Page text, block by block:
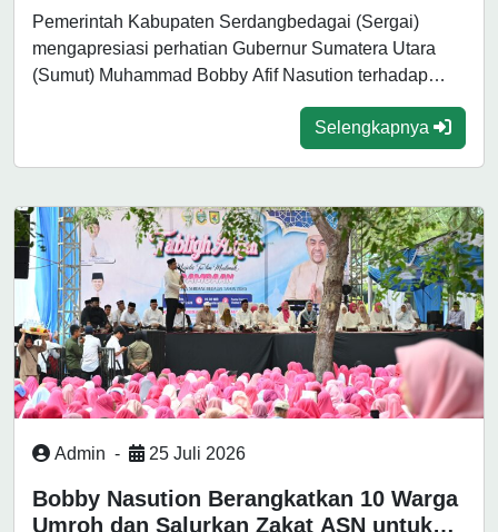
Gubernur Bobby Nasution
Pemerintah Kabupaten Serdangbedagai (Sergai)
mengapresiasi perhatian Gubernur Sumatera Utara
(Sumut) Muhammad Bobby Afif Nasution terhadap
Selengkapnya
Admin - 25 Juli 2026
Bobby Nasution Berangkatkan 10 Warga
Umroh dan Salurkan Zakat ASN untuk